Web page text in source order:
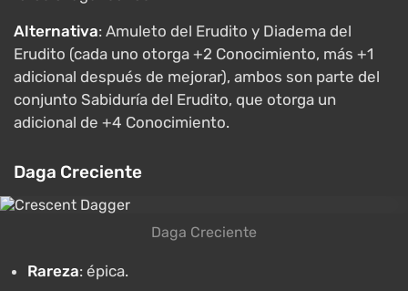
Alternativa: Amuleto del Erudito y Diadema del
Erudito (cada uno otorga +2 Conocimiento, más +1
adicional después de mejorar), ambos son parte del
conjunto Sabiduría del Erudito, que otorga un
adicional de +4 Conocimiento.
Daga Creciente
Daga Creciente
Rareza: épica.